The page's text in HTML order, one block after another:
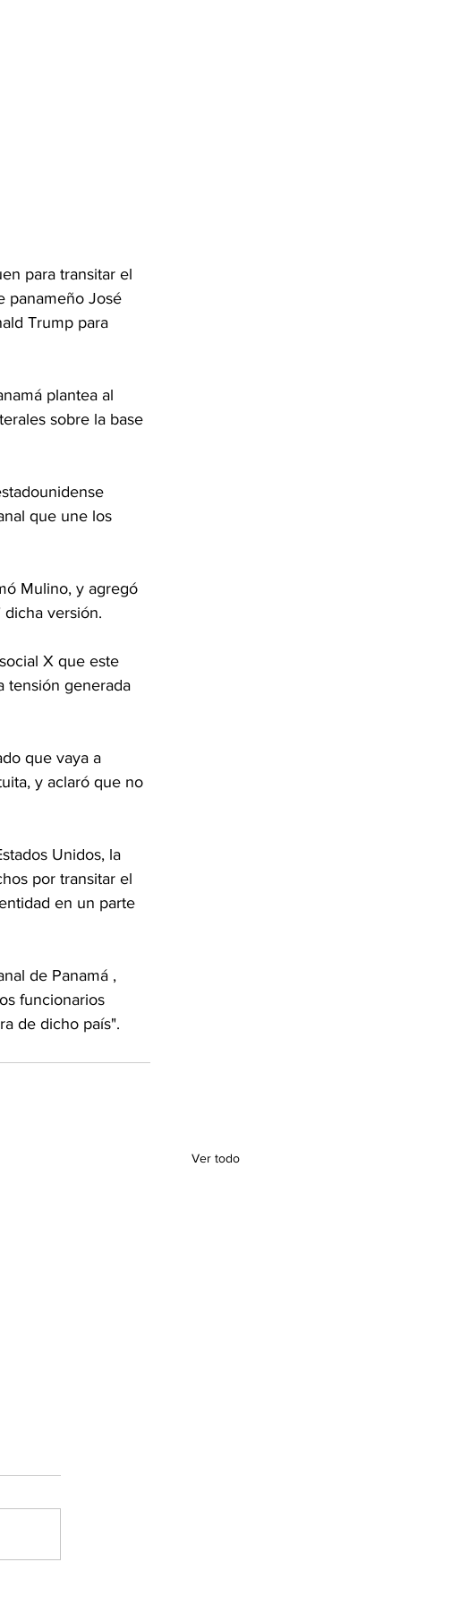
para transitar el
panameño José
Trump para
plantea al
sobre la base
que une los
Mulino, y agregó
versión.
X que este
tensión generada
que vaya a
y aclaró que no
Unidos, la
por transitar el
en un parte
de Panamá ,
funcionarios
de dicho país".
Ver todo